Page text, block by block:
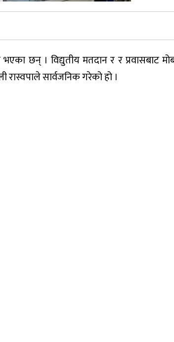
भएका छन् । विद्युतीय मतदान र र प्रवासबाट
रास्वपाले सार्वजनिक गरेको हो ।